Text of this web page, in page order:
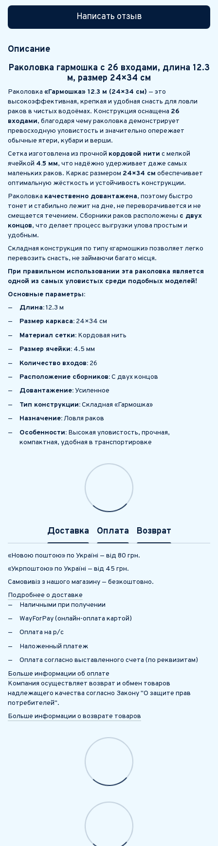
Написать отзыв
Описание
Раколовка гармошка с 26 входами, длина 12.3
м, размер 24×34 см
Раколовка «Гармошка» 12.3 м (24×34 см) — это
высокоэффективная, крепкая и удобная снасть для ловли
раков в чистых водоёмах. Конструкция оснащена 26
входами, благодаря чему раколовка демонстрирует
превосходную уловистость и значительно опережает
обычные ятери, кубари и верши.
Сетка изготовлена из прочной кордовой нити с мелкой
ячейкой 4.5 мм, что надёжно удерживает даже самых
маленьких раков. Каркас размером 24×34 см обеспечивает
оптимальную жёсткость и устойчивость конструкции.
Раколовка качественно довантажена, поэтому быстро
тонет и стабильно лежит на дне, не переворачивается и не
смещается течением. Сборники раков расположены с двух
концов, что делает процесс выгрузки улова простым и
удобным.
Складная конструкция по типу «гармошки» позволяет легко
перевозить снасть, не займаючи багато місця.
При правильном использовании эта раколовка является
одной из самых уловистых среди подобных моделей!
Основные параметры:
Длина:12.3 м
Размер каркаса: 24×34 см
Материал сетки: Кордовая нить
Размер ячейки: 4.5 мм
Количество входов: 26
Расположение сборников:С двух концов
Довантажение:Усиленное
Тип конструкции:Складная «Гармошка»
Назначение:Ловля раков
Особенности: Высокая уловистость, прочная,
компактная, удобная в транспортировке
Доставка Оплата Возврат
«Новою поштою» по Україні — від 80 грн.
«Укрпоштою» по Україні — від 45 грн.
Самовивіз з нашого магазину — безкоштовно.
Подробнее о доставке
Наличными при получении
WayForPay (онлайн-оплата картой)
Оплата на р/с
Наложенный платеж
Оплата согласно выставленного счета (по реквизитам)
Больше информации об оплате
Компания осуществляет возврат и обмен товаров
надлежащего качества согласно Закону "О защите прав
потребителей".
Больше информации о возврате товаров